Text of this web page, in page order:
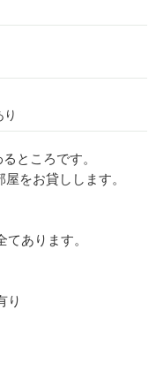
り
ところです。
をお貸しします。
あります。
り